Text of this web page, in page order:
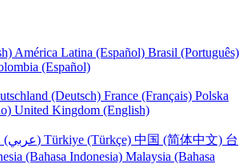
América Latina (Español) Brasil (Português)
(Español)
(Deutsch) France (Français) Polska
United Kingdom (English)
UAE (عربي) Türkiye (Türkçe) 中国 (简体中文) 台
(Bahasa Indonesia) Malaysia (Bahasa